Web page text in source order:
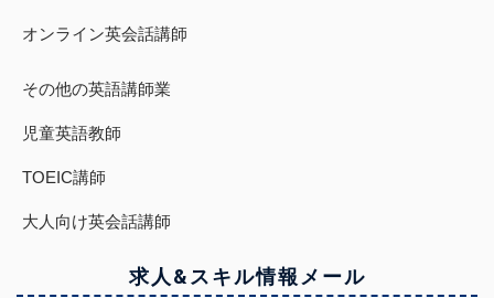
オンライン英会話講師
その他の英語講師業
児童英語教師
TOEIC講師
大人向け英会話講師
求人&スキル情報 メール